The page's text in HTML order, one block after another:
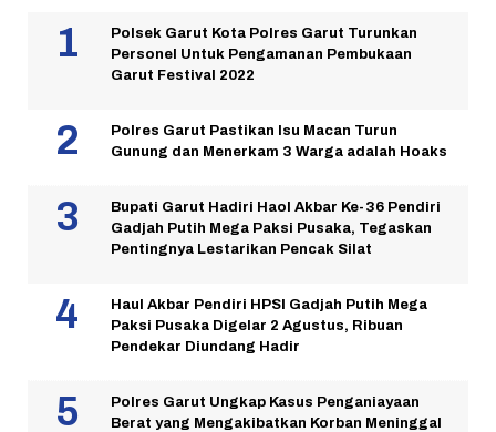
Polsek Garut Kota Polres Garut Turunkan
Personel Untuk Pengamanan Pembukaan
Garut Festival 2022
Polres Garut Pastikan Isu Macan Turun
Gunung dan Menerkam 3 Warga adalah Hoaks
Bupati Garut Hadiri Haol Akbar Ke-36 Pendiri
Gadjah Putih Mega Paksi Pusaka, Tegaskan
Pentingnya Lestarikan Pencak Silat
Haul Akbar Pendiri HPSI Gadjah Putih Mega
Paksi Pusaka Digelar 2 Agustus, Ribuan
Pendekar Diundang Hadir
Polres Garut Ungkap Kasus Penganiayaan
Berat yang Mengakibatkan Korban Meninggal